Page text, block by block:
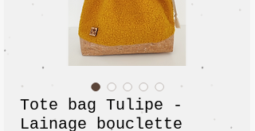
Tote bag Tulipe -
Lainage bouclette